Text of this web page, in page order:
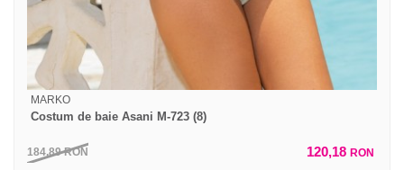
MARKO
Costum de baie Asani M-723 (8)
184,89RON 120,18 RON